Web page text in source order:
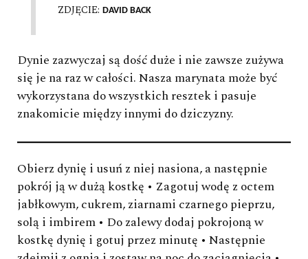
ZDJĘCIE: DAVID BACK
Dynie zazwyczaj są dość duże i nie zawsze zużywa
się je na raz w całości. Nasza marynata może być
wykorzystana do wszystkich resztek i pasuje
znakomicie między innymi do dziczyzny.
Obierz dynię i usuń z niej nasiona, a następnie
pokrój ją w dużą kostkę • Zagotuj wodę z octem
jabłkowym, cukrem, ziarnami czarnego pieprzu,
solą i imbirem • Do zalewy dodaj pokrojoną w
kostkę dynię i gotuj przez minutę • Następnie